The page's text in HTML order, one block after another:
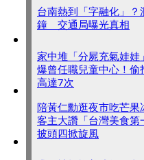
台南熱到「字融化」？
鐘 交通局曝光真相
家中堆「分屍充氣娃
爆曾任職兒童中心！偷
高達7次
陪黃仁勳逛夜市吃芒
客主大讚「台灣美食
披頭四掀旋風